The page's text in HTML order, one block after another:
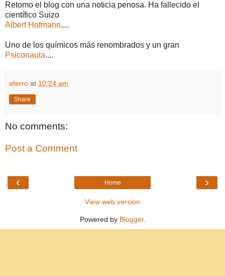
Retomo el blog con una noticia penosa. Ha fallecido el
científico Suizo
Albert Hofmann....
Uno de los químicos más renombrados y un gran
Psiconauta....
eferro at 10:24 am
Share
No comments:
Post a Comment
‹ ›
Home
View web version
Powered by Blogger.